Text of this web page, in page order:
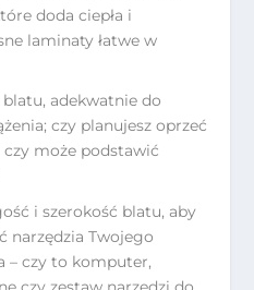
doda ciepła i
laminaty łatwe w
adekwatnie do
czy planujesz oprzeć
może podstawić
i szerokość blatu, aby
narzędzia Twojego
– czy to komputer,